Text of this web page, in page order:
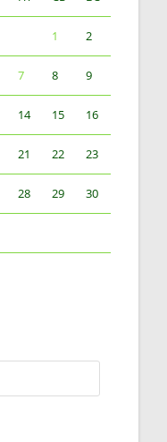
1 2
7 8 9
14 15 16
21 22 23
28 29 30